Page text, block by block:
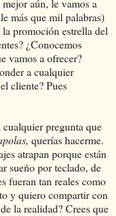
más que mil palabras)
promoción estrella del
¿Conocemos
vamos a ofrecer?
a cualquier
cliente? Pues
cualquier pregunta que
querías hacerme.
atrapan porque están
sueño por teclado, de
fueran tan reales como
y quiero compartir con
la realidad? Crees que